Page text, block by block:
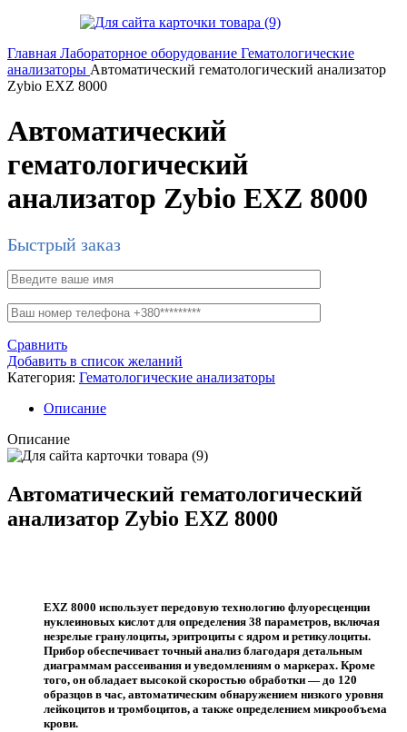
Главная Лабораторное оборудование Гематологические
анализаторы Автоматический гематологический анализатор
Zybio EXZ 8000
Автоматический
гематологический
анализатор Zybio EXZ 8000
Быстрый заказ
Сравнить
Добавить в список желаний
Категория: Гематологические анализаторы
Описание
Описание
Автоматический гематологический
анализатор Zybio EXZ 8000
EXZ 8000 использует передовую технологию флуоресценции
нуклеиновых кислот для определения 38 параметров, включая
незрелые гранулоциты, эритроциты с ядром и ретикулоциты.
Прибор обеспечивает точный анализ благодаря детальным
диаграммам рассеивания и уведомлениям о маркерах. Кроме
того, он обладает высокой скоростью обработки — до 120
образцов в час, автоматическим обнаружением низкого уровня
лейкоцитов и тромбоцитов, а также определением микрообъема
крови.